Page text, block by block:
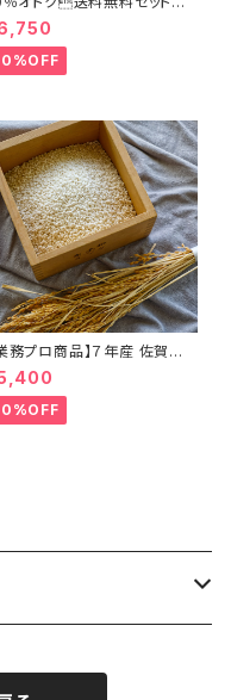
糀プレーン500g×５本」
務プロ商品】７年産 佐賀県
岡県産もち米５kg